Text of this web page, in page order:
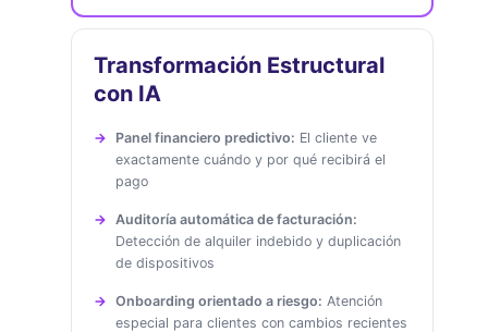
Transformación Estructural
con IA
Panel financiero predictivo: El cliente ve
exactamente cuándo y por qué recibirá el
pago
Auditoría automática de facturación:
Detección de alquiler indebido y duplicación
de dispositivos
Onboarding orientado a riesgo: Atención
especial para clientes con cambios recientes